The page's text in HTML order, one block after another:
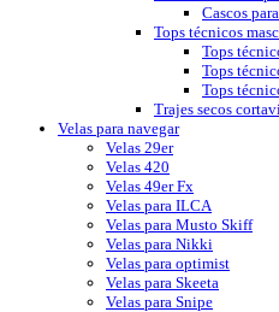
Cascos
Tops técnicos
Tops
Tops
Tops
Trajes secos
Velas para navegar
Velas 29er
Velas 420
Velas 49er Fx
Velas para ILCA
Velas para Musto Skiff
Velas para Nikki
Velas para optimist
Velas para Skeeta
Velas para Snipe